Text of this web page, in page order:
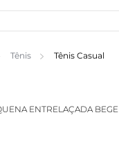
Tênis Tênis Casual
ENTRELAÇADA BEGE